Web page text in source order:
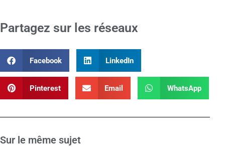
Partagez sur les réseaux
Facebook LinkedIn
Pinterest Email WhatsApp
Sur le même sujet